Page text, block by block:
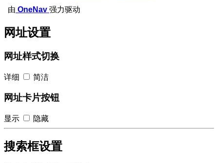
由 OneNav 强力驱动
网址设置
网址样式切换
详细 简洁
网址卡片按钮
显示 隐藏
搜索框设置